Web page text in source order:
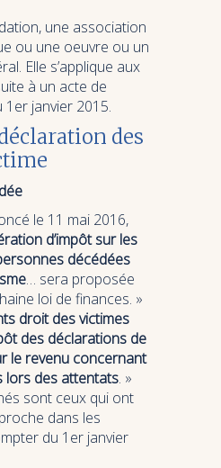
une association
ou une oeuvre ou un
Elle s’applique aux
à un acte de
janvier 2015.
des
le 11 mai 2016,
d’impôt sur les
décédées
… sera proposée
loi de finances. »
droit des victimes
des déclarations de
le revenu concernant
lors des attentats. »
sont ceux qui ont
dans les
du 1er janvier